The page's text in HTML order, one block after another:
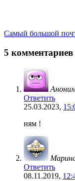
Самый большой
5 комментариев
Ответить
25.03.2023,
ням !
Ответить
08.11.2019,